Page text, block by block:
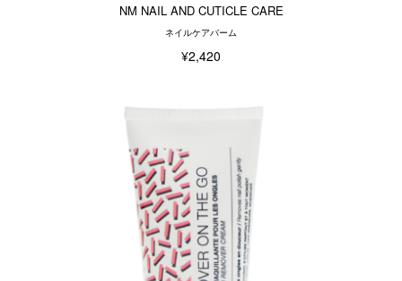
NM NAIL AND CUTICLE CARE
ネイルケアバーム
¥2,420